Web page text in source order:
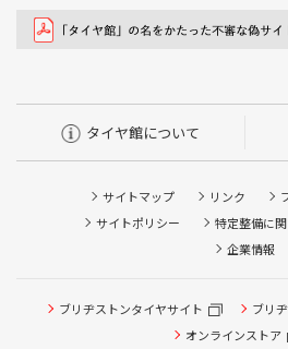
タイヤ館について
サイトマップ リンク
サイトポリシー
特定整備に
企業情報
ブリヂストンタイヤサイト
ブリ
オンラインストア
タイヤ点検・安全点検/タイヤ履き
ピット作業の予約